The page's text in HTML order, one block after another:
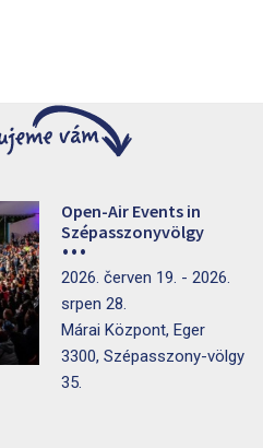
Open-Air Events in
Szépasszonyvölgy
2026. červen 19. - 2026.
srpen 28.
Márai Központ, Eger
3300, Szépasszony-völgy
35.